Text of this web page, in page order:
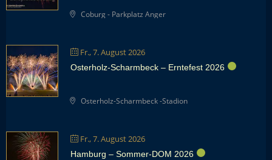
Coburg - Parkplatz Anger
Fr., 7. August 2026
Osterholz-Scharmbeck – Erntefest 2026
Osterholz-Scharmbeck -Stadion
Fr., 7. August 2026
Hamburg – Sommer-DOM 2026